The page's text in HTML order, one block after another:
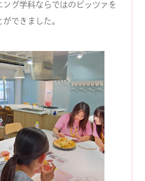
ング学科ならではのピッツァを
できました。